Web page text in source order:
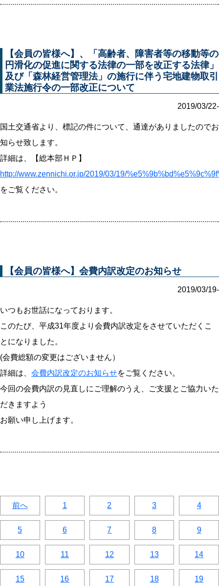
【会員の皆様へ】、「高齢者、障害者等の移動等の
円滑化の促進に関する法律の一部を改正する法律」
及び「森林経営管理法」の施行に伴う宅地建物取引
業法施行令の一部改正について
2019/03/22-
国土交通省より、標記の件について、通達がありましたのでお
知らせ致します。
詳細は、【総本部ＨＰ】
http://www.zennichi.or.jp/2019/03/19/
をご覧ください。
【会員の皆様へ】会費内訳改定のお知らせ
2019/03/19-
いつもお世話になっております。
このたび、平成31年度より会費内訳改定をさせていただくこ
とになりました。
(会費総額の変更はございません）
詳細は、 会費内訳改定のお知らせをご覧ください。
今回の会費内訳の見直しにご理解のうえ、ご支援とご協力いた
だきますよう
お願い申し上げます。
前へ 1 2 3 4
5 6 7 8 9
10 11 12 13 14
15 16 17 18 19